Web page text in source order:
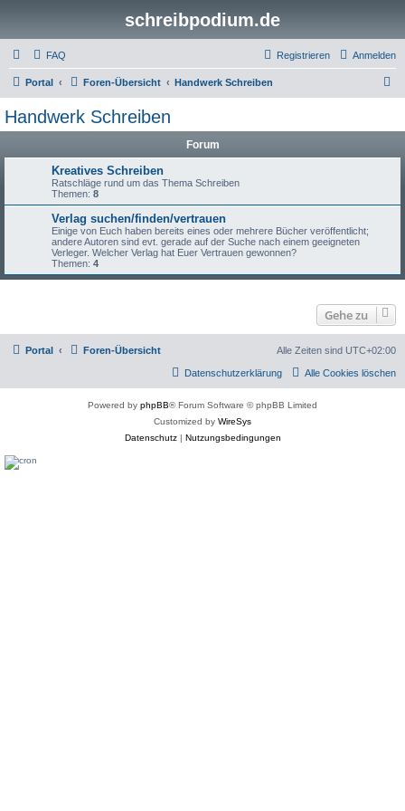
schreibpodium.de
FAQ Anmelden
Registrieren
Portal Foren-Übersicht Handwerk Schreiben
Handwerk Schreiben
Forum
Kreatives Schreiben
Ratschläge rund um das Thema Schreiben
Themen: 8
Verlag suchen/finden/vertrauen
Einige von Euch haben bereits eines oder mehrere Bücher veröffentlicht;
andere Autoren sind evt. gerade auf der Suche nach einem geeigneten
Verleger. Welcher Verlag hat Euer Vertrauen gewonnen?
Themen: 4
Gehe zu
Portal Foren-Übersicht Alle Zeiten sind UTC+02:00
Alle Cookies löschen
Datenschutzerklärung
Powered by phpBB® Forum Software © phpBB Limited
Customized by WireSys
Datenschutz| Nutzungsbedingungen